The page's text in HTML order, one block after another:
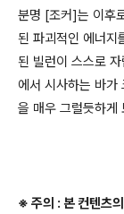
분명 [조커]는 이후
된 파괴적인 에너지
된 빌런이 스스로
에서 시사하는 바가
을 매우 그럴듯하게
※ 주의 : 본 컨텐츠